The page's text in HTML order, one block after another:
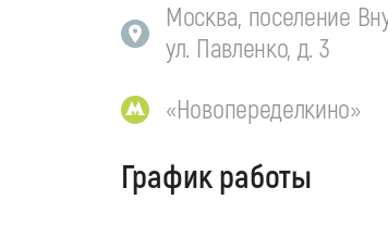
Москва, поселение
ул. Павленко, д. 3
«Новопеределкино»
График работы